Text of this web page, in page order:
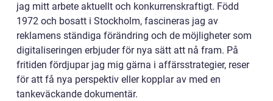
jag mitt arbete aktuellt och konkurrenskraftigt. Född
1972 och bosatt i Stockholm, fascineras jag av
reklamens ständiga förändring och de möjligheter som
digitaliseringen erbjuder för nya sätt att nå fram. På
fritiden fördjupar jag mig gärna i affärsstrategier, reser
för att få nya perspektiv eller kopplar av med en
tankeväckande dokumentär.